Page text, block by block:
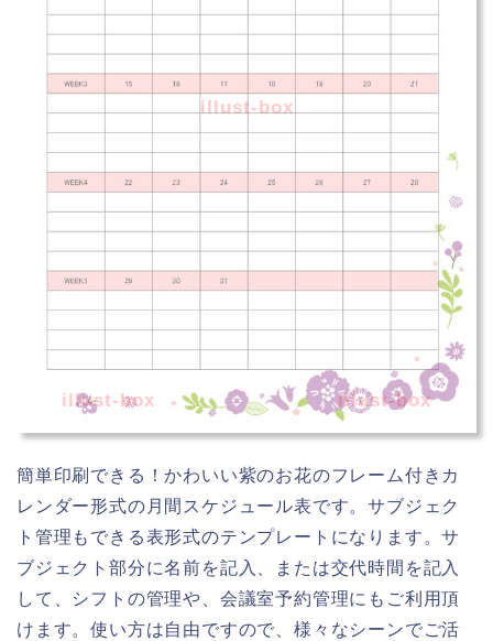
illust-box
illust-box illust-box
簡単印刷できる！かわいい紫のお花のフレーム付きカ
レンダー形式の月間スケジュール表です。サブジェク
ト管理もできる表形式のテンプレートになります。サ
ブジェクト部分に名前を記入、または交代時間を記入
して、シフトの管理や、会議室予約管理にもご利用頂
けます。使い方は自由ですので、様々なシーンでご活